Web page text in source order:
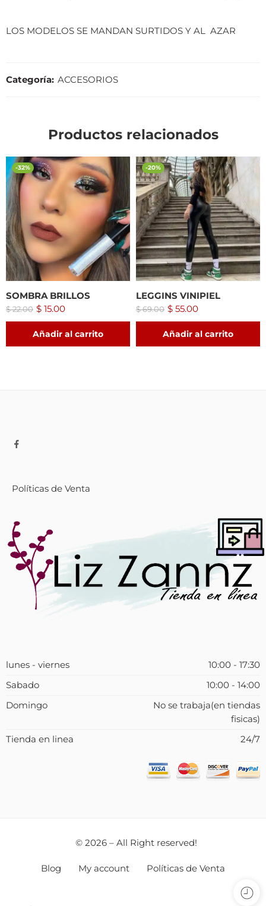
LOS MODELOS SE MANDAN SURTIDOS Y AL AZAR
Categoría: ACCESORIOS
Productos relacionados
-32%
SOMBRA BRILLOS
$22.00 $ 15.00
Añadir al carrito
-20%
LEGGINS VINIPIEL
$69.00 $ 55.00
Añadir al carrito
Políticas de Venta
lunes - viernes
10:00 - 17:30
Sabado
10:00 - 14:00
Domingo
No se trabaja(en tiendas
fisicas)
Tienda en linea
24/7
© 2026 – All Right reserved!
Blog My account Políticas de Venta